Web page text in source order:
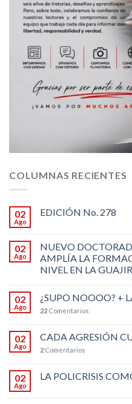
COLUMNAS RECIENTES
02
Ago
EDICIÓN No. 278
02
Ago
NUEVO
AMPLÍA LA
NIVEL EN LA
02
Ago
¿SUPO NOOOO? +
22 Comentarios
02
Ago
CADA AGRESIÓN
2 Comentarios
02
Ago
LA POLICRISIS